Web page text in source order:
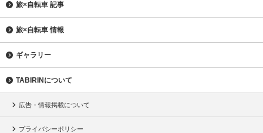
旅×自転車 記事
旅×自転車 情報
ギャラリー
TABIRINについて
広告・情報掲載について
プライバシーポリシー